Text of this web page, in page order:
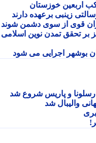
خوزستان
زینبی برعهده دارند
قوی از سوی دشمن شوند
تحقق تمدن نوین اسلامی
اجرایی می شود
و پاریس شروع شد
شد